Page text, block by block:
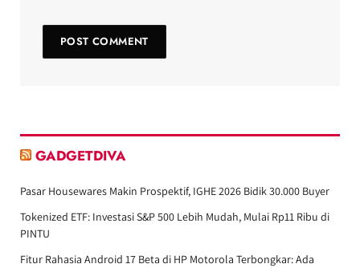
GADGETDIVA
Pasar Housewares Makin Prospektif, IGHE 2026 Bidik 30.000 Buyer
Tokenized ETF: Investasi S&P 500 Lebih Mudah, Mulai Rp11 Ribu di
PINTU
Fitur Rahasia Android 17 Beta di HP Motorola Terbongkar: Ada